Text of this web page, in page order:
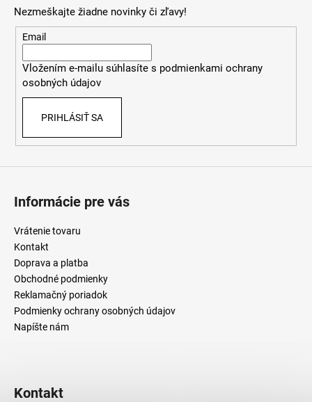
Nezmeškajte žiadne novinky či zľavy!
Email
Vložením e-mailu súhlasíte s podmienkami ochrany
osobných údajov
PRIHLÁSIŤ SA
Informácie pre vás
Vrátenie tovaru
Kontakt
Doprava a platba
Obchodné podmienky
Reklamačný poriadok
Podmienky ochrany osobných údajov
Napíšte nám
Kontakt